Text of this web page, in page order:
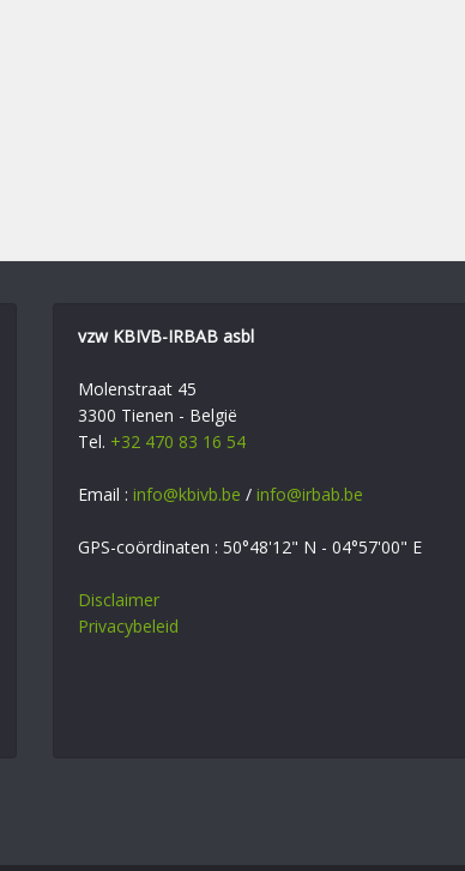
vzw KBIVB-IRBAB asbl
Molenstraat 45
3300 Tienen - België
Tel. +32 470 83 16 54
Email : info@kbivb.be / info@irbab.be
GPS-coördinaten : 50°48'12" N - 04°57'00" E
Disclaimer
Privacybeleid